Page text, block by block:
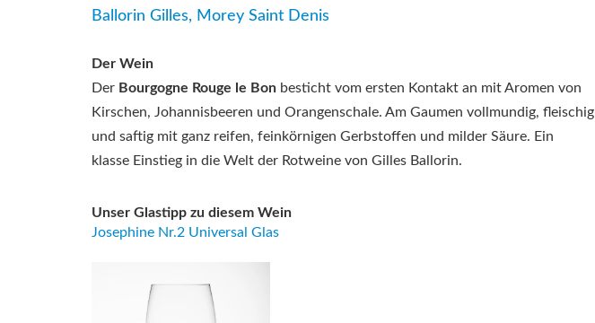
Ballorin Gilles, Morey Saint Denis
Der Wein
Der Bourgogne Rouge le Bon besticht vom ersten Kontakt an mit Aromen von
Kirschen, Johannisbeeren und Orangenschale. Am Gaumen vollmundig, fleischig
und saftig mit ganz reifen, feinkörnigen Gerbstoffen und milder Säure. Ein
klasse Einstieg in die Welt der Rotweine von Gilles Ballorin.
Unser Glastipp zu diesem Wein
Josephine Nr.2 Universal Glas